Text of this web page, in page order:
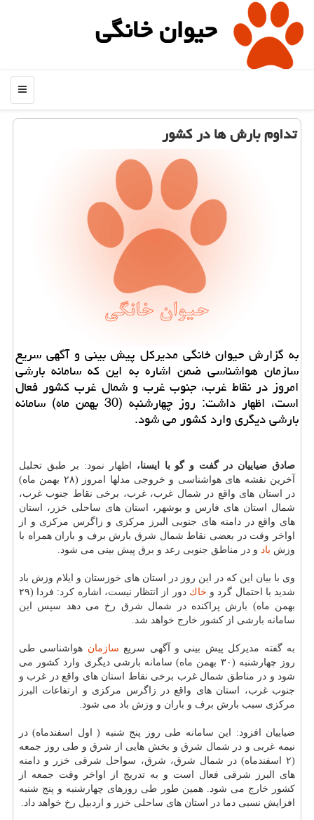
حیوان خانگی
منو
تداوم بارش ها در كشور
به گزارش حیوان خانگی مدیركل پیش بینی و آگهی سریع
سازمان هواشناسی ضمن اشاره به این كه سامانه بارشی
امروز در نقاط غرب، جنوب غرب و شمال غرب كشور فعال
است، اظهار داشت: روز چهارشنبه (30 بهمن ماه) سامانه
بارشی دیگری وارد كشور می شود.
صادق ضیاییان در گفت و گو با ایسنا، اظهار نمود: بر طبق تحلیل
آخرین نقشه های هواشناسی و خروجی مدلها امروز (۲۸ بهمن ماه)
در استان های واقع در شمال غرب، غرب، برخی نقاط جنوب غرب،
شمال استان های فارس و بوشهر، استان های ساحلی خزر، استان
های واقع در دامنه های جنوبی البرز مركزی و زاگرس مركزی و از
اواخر وقت در بعضی نقاط شمال شرق بارش برف و باران همراه با
وزش باد و در مناطق جنوبی رعد و برق پیش بینی می شود.
وی با بیان این كه در این روز در استان های خوزستان و ایلام وزش باد
شدید با احتمال گرد و خاك
دور از انتظار نیست، اشاره كرد: فردا (۲۹
بهمن ماه) بارش پراكنده در شمال شرق رخ می دهد سپس این
سامانه بارشی از كشور خارج خواهد شد.
به گفته مدیركل پیش بینی و آگهی سریع سازمان هواشناسی طی
روز چهارشنبه (۳۰ بهمن ماه) سامانه بارشی دیگری وارد كشور می
شود و در مناطق شمال غرب برخی نقاط استان های واقع در غرب و
جنوب غرب، استان های واقع در زاگرس مركزی و ارتفاعات البرز
مركزی سبب بارش برف و باران و وزش باد می شود.
ضیاییان افزود: این سامانه طی روز پنج شنبه ( اول اسفندماه) در
نیمه غربی و در شمال شرق و بخش هایی از شرق و طی روز جمعه
(۲ اسفندماه) در شمال شرق، شرق، سواحل شرقی خزر و دامنه
های البرز شرقی فعال است و به تدریج از اواخر وقت جمعه از
كشور خارج می شود. همین طور طی روزهای چهارشنبه و پنج شنبه
افزایش نسبی دما در استان های ساحلی خزر و اردبیل رخ خواهد داد.